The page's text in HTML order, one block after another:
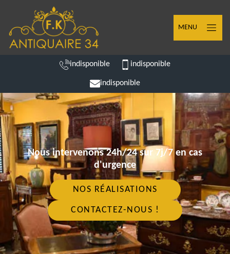
MENU
indisponible indisponible
indisponible
Nous intervenons 24h/24 sur 7j/7 en cas
d'urgence
NOS RÉALISATIONS
CONTACTEZ-NOUS !